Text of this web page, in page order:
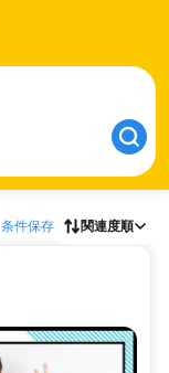
条件保存 関連度順